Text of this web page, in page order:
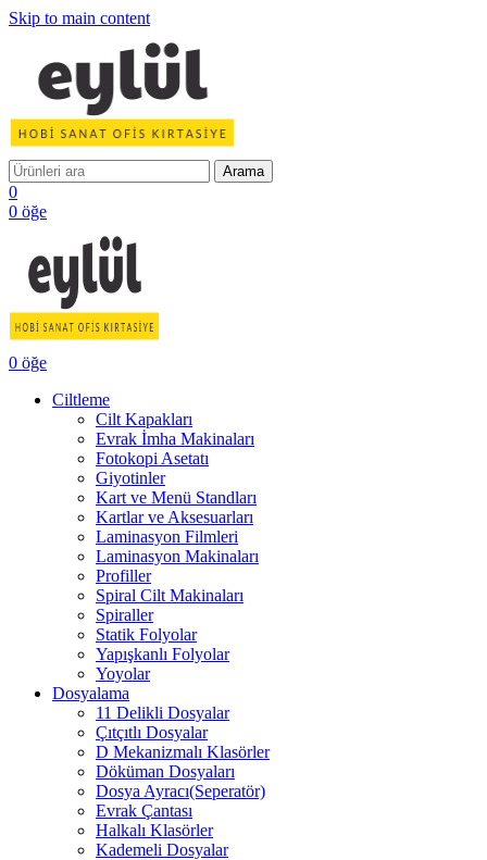
Skip to main content
Arama
0
0 öğe
0 öğe
Ciltleme
Cilt Kapakları
Evrak İmha Makinaları
Fotokopi Asetatı
Giyotinler
Kart ve Menü Standları
Kartlar ve Aksesuarları
Laminasyon Filmleri
Laminasyon Makinaları
Profiller
Spiral Cilt Makinaları
Spiraller
Statik Folyolar
Yapışkanlı Folyolar
Yoyolar
Dosyalama
11 Delikli Dosyalar
Çıtçıtlı Dosyalar
D Mekanizmalı Klasörler
Döküman Dosyaları
Dosya Ayracı(Seperatör)
Evrak Çantası
Halkalı Klasörler
Kademeli Dosyalar